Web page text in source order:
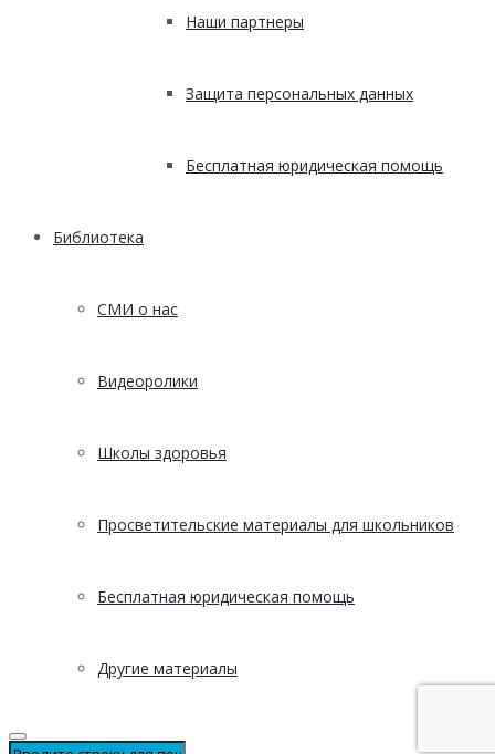
Наши партнеры
Защита персональных данных
Бесплатная юридическая помощь
Библиотека
СМИ о нас
Видеоролики
Школы здоровья
Просветительские материалы для школьников
Бесплатная юридическая помощь
Другие материалы